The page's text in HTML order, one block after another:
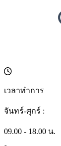
เวลาทำการ
จันทร์-ศุกร์ :
09.00 - 18.00 น.